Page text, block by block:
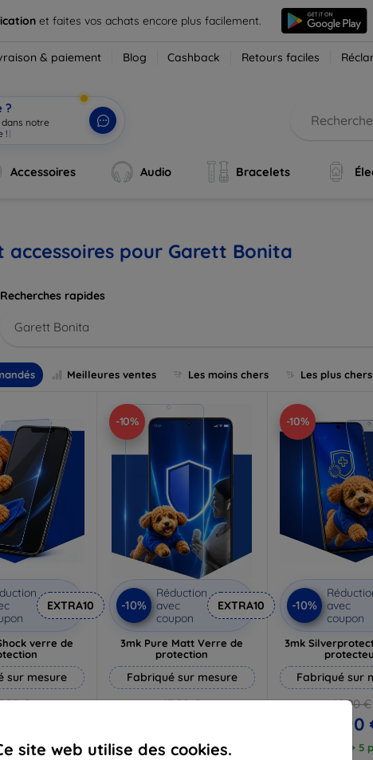
et faites vos achats encore plus facilement.
site web utilise des cookies.
& paiement Blog Cashback Retours faciles
?
notre
! |
Accessoires Audio Bracelets
accessoires pour Garett Bonita
Recherches rapides
Garett Bonita
Meilleures ventes Les moins chers Les plus chers
EXTRA10
verre de
sur mesure
€
> 5 pièces
-10%
-10%
Réduction
avec
coupon
EXTRA10
3mk Pure Matt Verre de
protection
Fabriqué sur mesure
13,90 €
En stock > 5 pièces
-10%
-10%
avec
coupon
3mk
Fabriqué sur
19,90 €
17,90
En stock > 5